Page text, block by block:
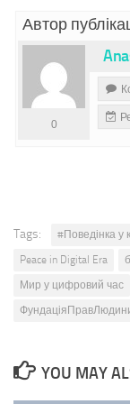
Автор
0
Tags: #Поведінка у
Peace in Digital Era
Мир у цифровий час
YOU MAY